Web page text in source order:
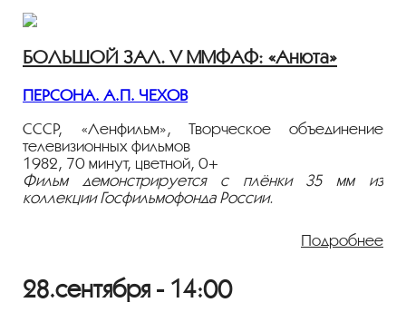
БОЛЬШОЙ ЗАЛ. V ММФАФ: «Анюта»
ПЕРСОНА. А.П. ЧЕХОВ
СССР, «Ленфильм», Творческое объединение
телевизионных фильмов
1982, 70 минут, цветной, 0+
Фильм демонстрируется с плёнки 35 мм из
коллекции Госфильмофонда России.
Режиссёры: Александр Белинский, Владимир
Художник: Белла Маневич
Композитор: Валерий Гаврилин
В ролях: Екатерина Максимова, Владимир Васильев,
Подробнее
28.сентября - 14:00